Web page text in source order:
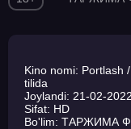
Kino nomi: Portlash
tilida
Joylandi: 21-02-
Sifat: HD
Bo'lim: ТАРЖИМА